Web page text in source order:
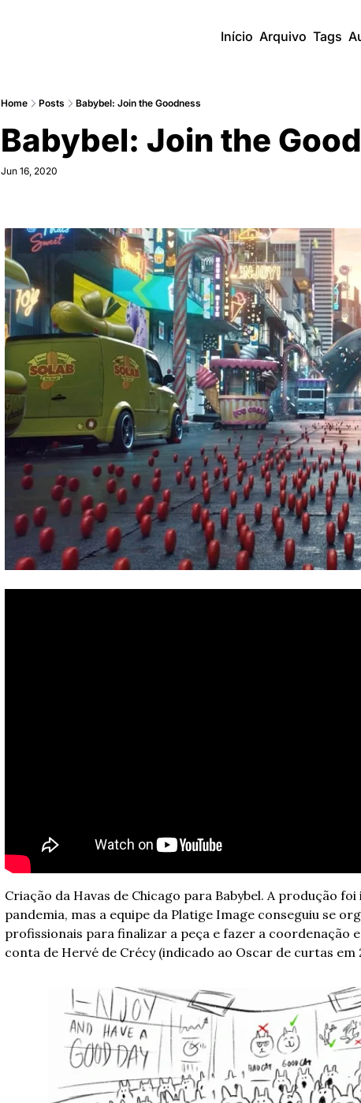
Início Arquivo Tags
Home Posts Babybel: Join the Goodness
Babybel: Join the
Jun 16, 2020
Criação da Havas de Chicago para Babybel. A produção
pandemia, mas a equipe da Platige Image conseguiu se
profissionais para finalizar a peça e fazer a coordenação
conta de Hervé de Crécy (indicado ao Oscar de curtas em